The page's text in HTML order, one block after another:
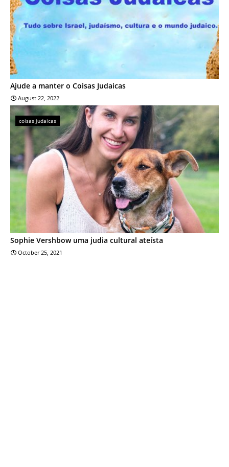
Ajude a manter o Coisas Judaicas
August 22, 2022
coisas judaicas
Sophie Vershbow uma judia cultural ateísta
October 25, 2021